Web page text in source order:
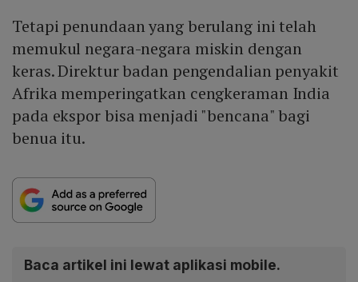
Tetapi penundaan yang berulang ini telah
memukul negara-negara miskin dengan
keras. Direktur badan pengendalian penyakit
Afrika memperingatkan cengkeraman India
pada ekspor bisa menjadi "bencana" bagi
benua itu.
Baca artikel ini lewat aplikasi mobile.